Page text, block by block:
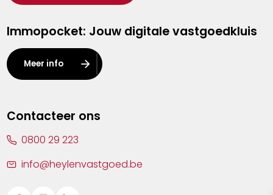
Herentals
Kalmthout
Leuven
Lier
Immopocket: Jouw digitale vastgoedkluis
Meer info
Contacteer ons
0800 29 223
info@heylenvastgoed.be